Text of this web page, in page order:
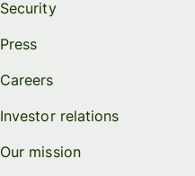
Security
Press
Careers
Investor relations
Our mission